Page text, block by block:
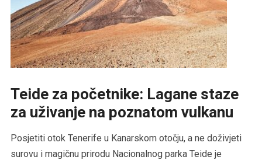
Teide za početnike: Lagane staze
za uživanje na poznatom vulkanu
Posjetiti otok Tenerife u Kanarskom otočju, a ne doživjeti
surovu i magičnu prirodu Nacionalnog parka Teide je